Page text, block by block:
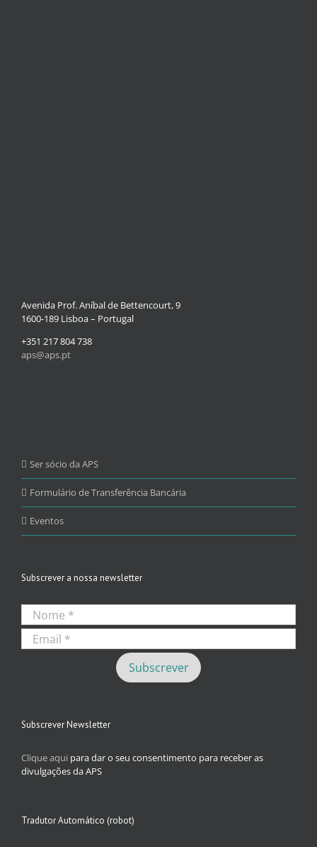
Avenida Prof. Aníbal de Bettencourt, 9
1600-189 Lisboa – Portugal
+351 217 804 738
aps@aps.pt
Ser sócio da APS
Formulário de Transferência Bancária
Eventos
Subscrever a nossa newsletter
Subscrever Newsletter
Clique aqui para dar o seu consentimento para receber as
divulgações da APS
Tradutor Automático (robot)